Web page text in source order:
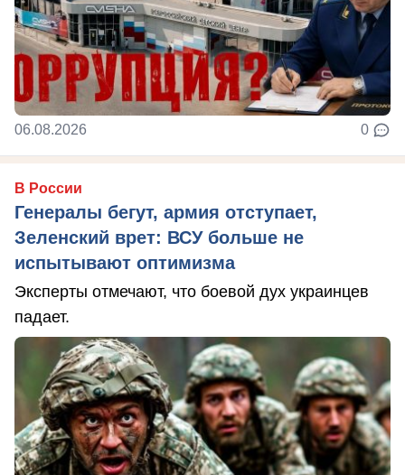
06.08.2026 0
В России
Генералы бегут, армия отступает,
Зеленский врет: ВСУ больше не
испытывают оптимизма
Эксперты отмечают, что боевой дух украинцев
падает.